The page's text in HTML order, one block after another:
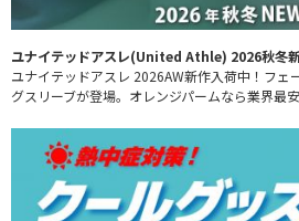
ユナイテッドアスレ(United Athle) 2026秋冬
ユナイテッドアスレ 2026AW新作入荷中！フェ
グスリーブが登場。オレンジパームなら業界最